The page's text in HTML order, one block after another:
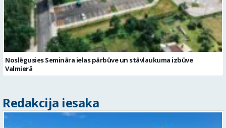
Noslēgusies Semināra ielas pārbūve un stāvlaukuma izbūve
Valmierā
Redakcija iesaka